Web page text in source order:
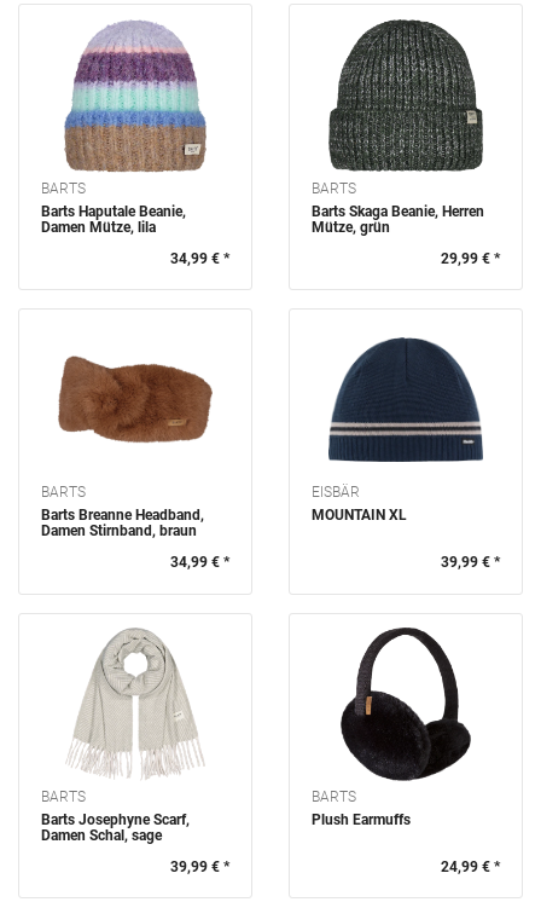
BARTS
Barts Haputale Beanie,
Damen Mütze, lila
34,99 € *
BARTS
Barts Skaga Beanie, Herren
Mütze, grün
29,99 € *
BARTS
Barts Breanne Headband,
Damen Stirnband, braun
34,99 € *
EISBÄR
MOUNTAIN XL
39,99 € *
BARTS
Barts Josephyne Scarf,
Damen Schal, sage
39,99 € *
BARTS
Plush Earmuffs
24,99 € *